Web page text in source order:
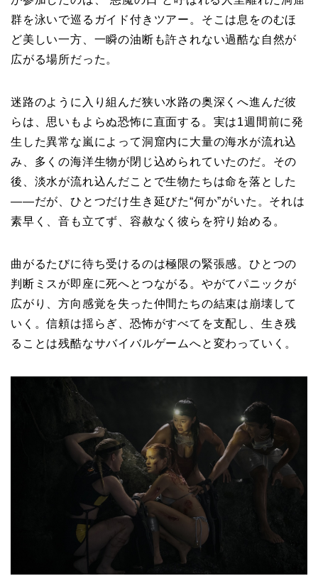
群を泳いで巡るガイド付きツアー。そこは息をのむほ
ど美しい一方、一瞬の油断も許されない過酷な自然が
広がる場所だった。
迷路のように入り組んだ狭い水路の奥深くへ進んだ彼
らは、思いもよらぬ恐怖に直面する。実は1週間前に発
生した異常な嵐によって洞窟内に大量の海水が流れ込
み、多くの海洋生物が閉じ込められていたのだ。その
後、淡水が流れ込んだことで生物たちは命を落とした
――だが、ひとつだけ生き延びた“何か”がいた。それは
素早く、音も立てず、容赦なく彼らを狩り始める。
曲がるたびに待ち受けるのは極限の緊張感。ひとつの
判断ミスが即座に死へとつながる。やがてパニックが
広がり、方向感覚を失った仲間たちの結束は崩壊して
いく。信頼は揺らぎ、恐怖がすべてを支配し、生き残
ることは残酷なサバイバルゲームへと変わっていく。